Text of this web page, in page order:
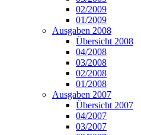
02/2009
01/2009
Ausgaben 2008
Übersicht 2008
04/2008
03/2008
02/2008
01/2008
Ausgaben 2007
Übersicht 2007
04/2007
03/2007